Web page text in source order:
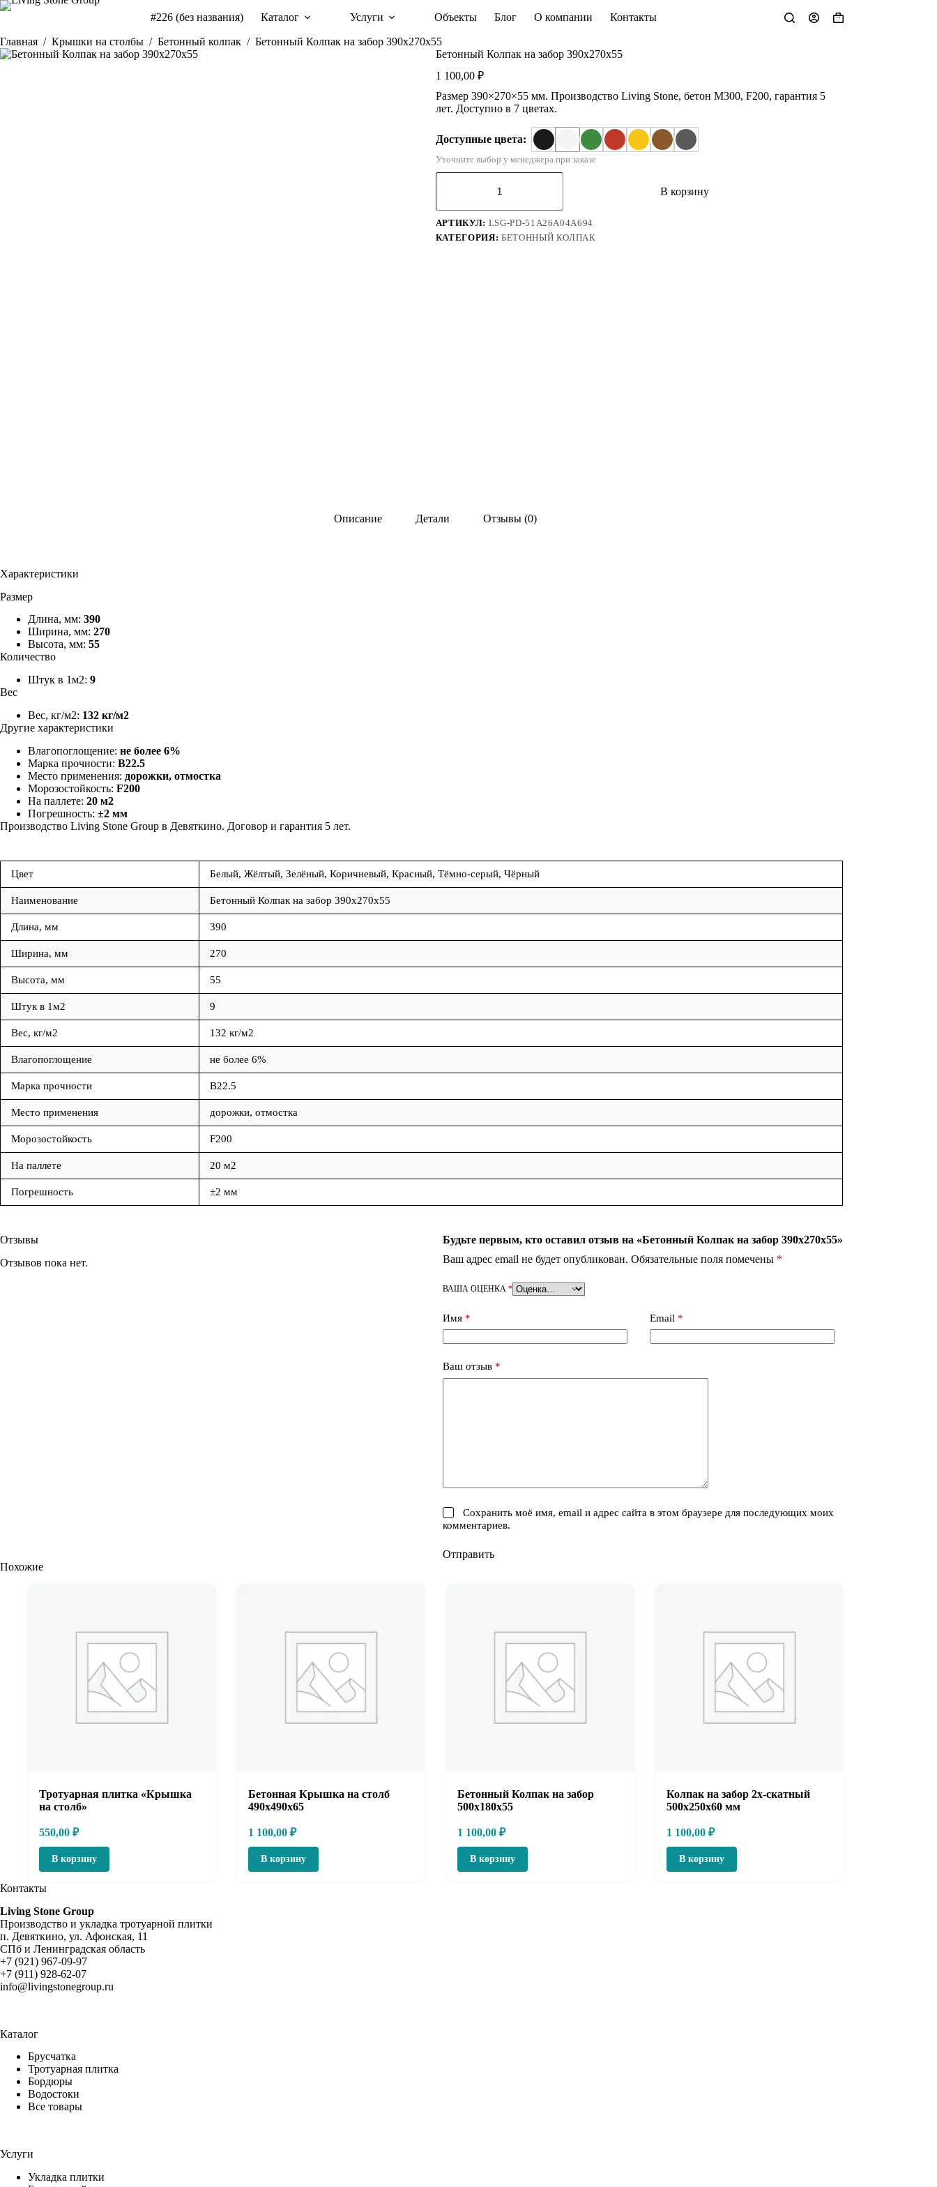
Перейти
#226 (без названия) Каталог Услуги Объекты Блог О компании Контакты
Корзина
Главная / Крышки на столбы / Бетонный колпак / Бетонный Колпак на забор 390х270х55
Бетонный Колпак на забор 390х270х55
1 100,00 ₽
Размер 390×270×55 мм. Производство Living Stone, бетон М300, F200, гарантия 5
лет. Доступно в 7 цветах.
Доступные цвета:
Уточните выбор у менеджера при заказе
Количество
Колпак
на
забор
В корзину
АРТИКУЛ: LSG-PD-51A26A04A694
КАТЕГОРИЯ: БЕТОННЫЙ КОЛПАК
Описание Детали Отзывы (0)
Характеристики
Размер
Длина, мм: 390
Ширина, мм: 270
Высота, мм: 55
Количество
Штук в 1м2: 9
Вес
Вес, кг/м2: 132 кг/м2
Другие характеристики
Влагопоглощение: не более 6%
Марка прочности: B22.5
Место применения: дорожки, отмостка
Морозостойкость: F200
На паллете: 20 м2
Погрешность: ±2 мм
Производство Living Stone Group в Девяткино. Договор и гарантия 5 лет.
Цвет Белый, Жёлтый, Зелёный, Коричневый, Красный, Тёмно-серый, Чёрный
Наименование Бетонный Колпак на забор 390х270х55
Длина, мм 390
Ширина, мм 270
Высота, мм 55
Штук в 1м2 9
Вес, кг/м2 132 кг/м2
Влагопоглощение не более 6%
Марка прочности B22.5
Место применения дорожки, отмостка
Морозостойкость F200
На паллете 20 м2
Погрешность ±2 мм
Отзывы
Отзывов пока нет.
Будьте первым, кто оставил отзыв на «Бетонный Колпак на забор 390х270х55»
Ваш адрес email не будет опубликован. Обязательные поля помечены *
ВАША ОЦЕНКА*
Имя * Email *
Ваш отзыв *
Сохранить моё имя, email и адрес сайта в этом браузере для последующих моих
комментариев.
Отправить
Похожие
Тротуарная плитка «Крышка
на столб»
550,00 ₽
В корзину
Бетонная Крышка на столб
490х490х65
1 100,00 ₽
В корзину
Бетонный Колпак на забор
500х180х55
1 100,00 ₽
В корзину
Колпак на забор 2х-скатный
500х250х60 мм
1 100,00 ₽
В корзину
Контакты
Living Stone Group
Производство и укладка тротуарной плитки
п. Девяткино, ул. Афонская, 11
СПб и Ленинградская область
+7 (921) 967-09-97
+7 (911) 928-62-07
info@livingstonegroup.ru
Каталог
Брусчатка
Тротуарная плитка
Бордюры
Водостоки
Все товары
Услуги
Укладка плитки